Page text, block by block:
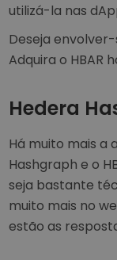
utilizá-la nas
Deseja
Adquira o HBAR
Hedera
Há muito mais a
Hashgraph e o
seja bastante
muito mais no
estão as